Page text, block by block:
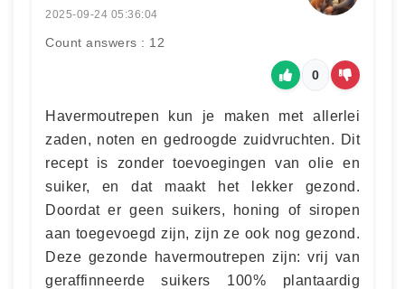
2025-09-24 05:36:04
Count answers : 12
0
Havermoutrepen kun je maken met allerlei
zaden, noten en gedroogde zuidvruchten. Dit
recept is zonder toevoegingen van olie en
suiker, en dat maakt het lekker gezond.
Doordat er geen suikers, honing of siropen
aan toegevoegd zijn, zijn ze ook nog gezond.
Deze gezonde havermoutrepen zijn: vrij van
geraffinneerde suikers 100% plantaardig